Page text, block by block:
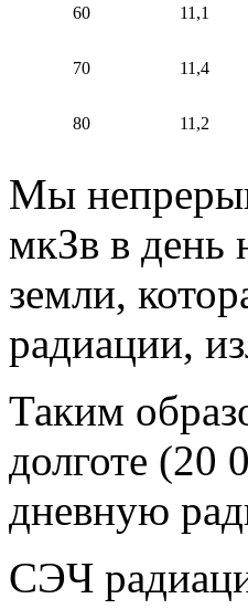
60 11,1
70 11,4
80 11,2
Мы
мкЗв в день
земли,
радиации,
Таким
долготе (20
дневную
СЭЧ